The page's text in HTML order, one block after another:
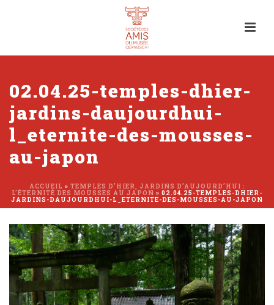
02.04.25-temples-dhier-
jardins-daujourdhui-
l_eternite-des-mousses-
au-japon
ACCUEIL » TEMPLES D’HIER, JARDINS D’AUJOURD’HUI :
L’ÉTERNITÉ DES MOUSSES AU JAPON » 02.04.25-TEMPLES-DHIER-
JARDINS-DAUJOURDHUI-L_ETERNITE-DES-MOUSSES-AU-JAPON